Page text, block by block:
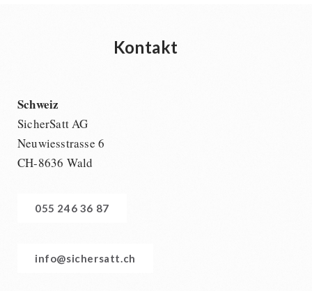
Kontakt
Schweiz
SicherSatt AG
Neuwiesstrasse 6
CH-8636 Wald
055 246 36 87
info@sichersatt.ch